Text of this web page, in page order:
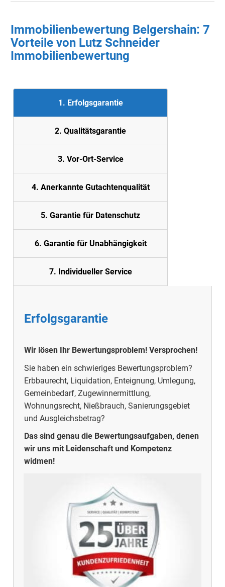
Immobilienbewertung Belgershain: 7
Vorteile von Lutz Schneider
Immobilienbewertung
1. Erfolgsgarantie
2. Qualitätsgarantie
3. Vor-Ort-Service
4. Anerkannte Gutachtenqualität
5. Garantie für Datenschutz
6. Garantie für Unabhängigkeit
7. Individueller Service
Erfolgsgarantie
Wir lösen Ihr Bewertungsproblem! Versprochen!
Sie haben ein schwieriges Bewertungsproblem?
Erbbaurecht, Liquidation, Enteignung, Umlegung,
Gemeinbedarf, Zugewinnermittlung,
Wohnungsrecht, Nießbrauch, Sanierungsgebiet
und Ausgleichsbetrag?
Das sind genau die Bewertungsaufgaben, denen
wir uns mit Leidenschaft und Kompetenz
widmen!